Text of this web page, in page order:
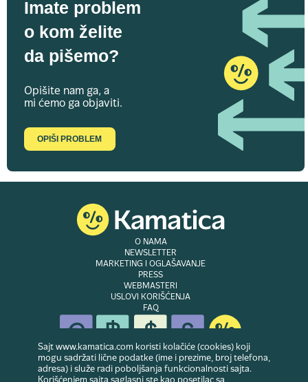
Imate problem
o kom želite
da pišemo?
Opišite nam ga, a
mi ćemo ga objaviti.
OPIŠI PROBLEM
O NAMA
NEWSLETTER
MARKETING I OGLAŠAVANJE
PRESS
WEBMASTERI
USLOVI KORIŠĆENJA
FAQ
© Copyright 2007-2026. Website developed & owned byDubes doo
Sajt www.kamatica.com koristi kolačiće (cookies) koji
mogu sadržati lične podatke (ime i prezime, broj telefona,
adresa) i služe radi poboljšanja funkcionalnosti sajta.